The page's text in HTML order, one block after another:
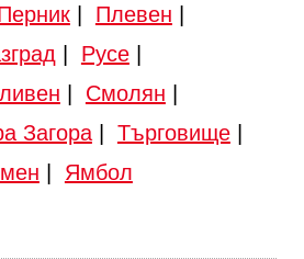
| Плевен
Русе|
Смолян
Загора| Търговище|
Ямбол